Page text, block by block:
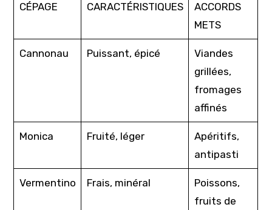
CÉPAGE CARACTÉRISTIQUES
ACCORDS
METS
Cannonau Puissant, épicé
Viandes
grillées,
fromages
affinés
Monica Fruité, léger
Apéritifs,
antipasti
Vermentino Frais, minéral
Poissons,
fruits de